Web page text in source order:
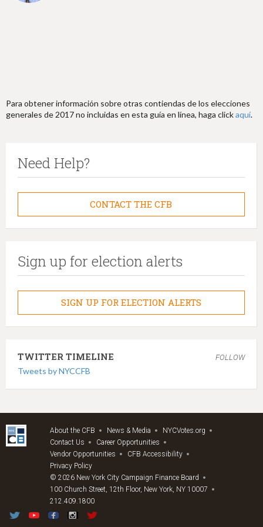
Para obtener información sobre otras contiendas de los elecciones
generales de 2017 no incluidas en esta guía en línea, haga clickaquí.
Need Help?
CONTACT THE CFB
Sign up for election alerts
SIGN UP FOR ELECTION ALERTS
TWITTER TIMELINE FOLLOW
Tweets by NYCCFB
About the CFB News & Media
NYCVotes.org
Contact Us
Career Opportunities
Vendor Opportunities
CFB Accessibility
Privacy Policy
© 2026 New York City Campaign Finance Board
100 Church Street, 12th Floor, New York, NY 10007
212.409.1800